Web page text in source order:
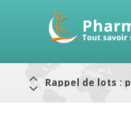
Alerte / AMMPS